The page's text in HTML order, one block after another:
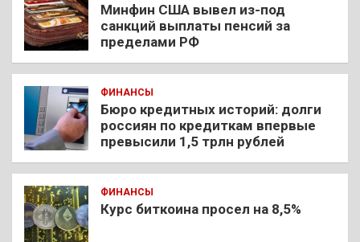
Минфин США вывел из-под
санкций выплаты пенсий за
пределами РФ
ФИНАНСЫ
Бюро кредитных историй: долги
россиян по кредиткам впервые
превысили 1,5 трлн рублей
ФИНАНСЫ
Курс биткоина просел на 8,5%